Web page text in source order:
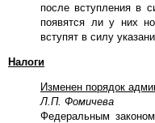
после вступления в
появятся ли у них
вступят в силу
Налоги
Изменен порядок
Л.П. Фомичева
Федеральным